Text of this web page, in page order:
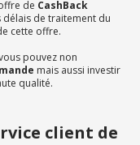
de CashBack
délais de traitement du
cette offre.
pouvez non
mais aussi investir
qualité.
client de